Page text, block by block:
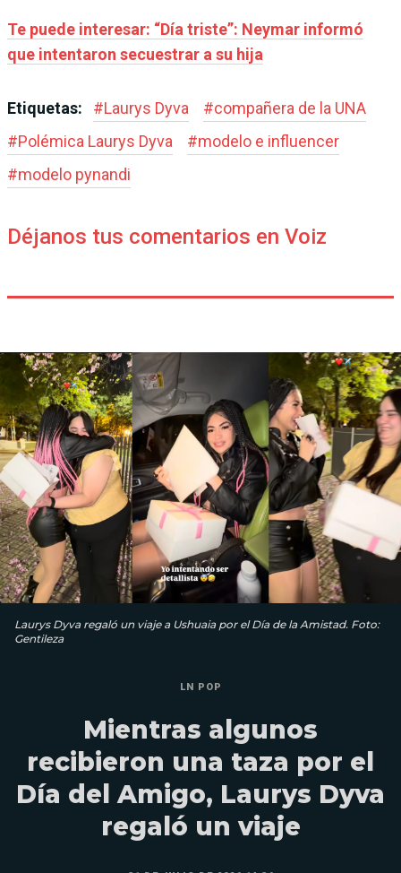
Te puede interesar: “Día triste”: Neymar informó
que intentaron secuestrar a su hija
Etiquetas: #Laurys Dyva #compañera de la UNA
#Polémica Laurys Dyva #modelo e influencer
#modelo pynandi
Déjanos tus comentarios en Voiz
Laurys Dyva regaló un viaje a Ushuaia por el Día de la Amistad. Foto:
Gentileza
LN POP
Mientras algunos
recibieron una taza por el
Día del Amigo, Laurys Dyva
regaló un viaje